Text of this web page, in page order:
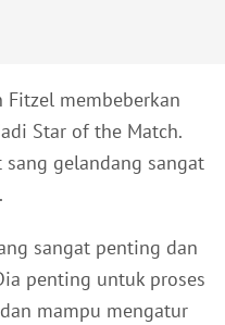
Fitzel membeberkan
Star of the Match.
gelandang sangat
sangat penting dan
penting untuk proses
mampu mengatur